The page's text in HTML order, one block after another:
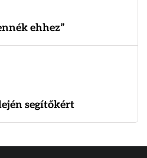
ehhez”
segítőkért